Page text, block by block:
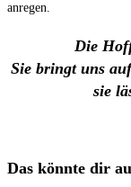
anregen.
Die
Sie bringt uns
sie
Das könnte dir